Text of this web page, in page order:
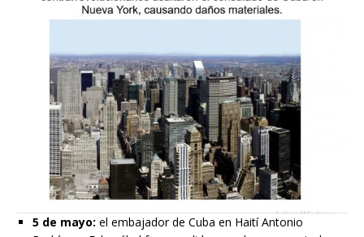
5 de mayo: el embajador de Cuba en Haití Antonio